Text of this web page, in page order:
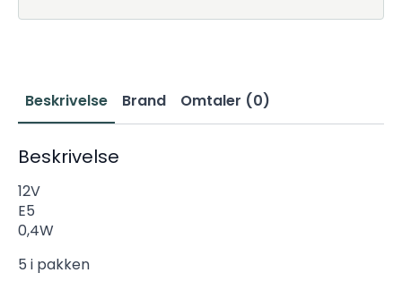
Beskrivelse Brand Omtaler (0)
Beskrivelse
12V
E5
0,4W
5 i pakken